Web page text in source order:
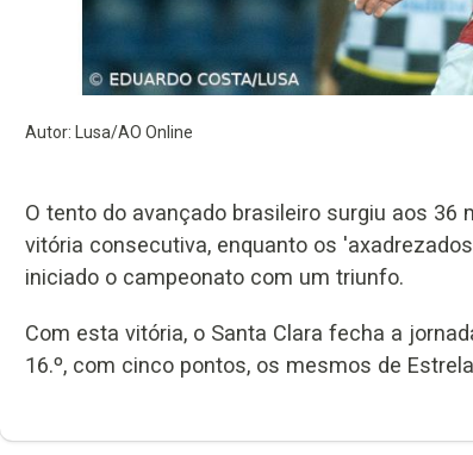
Autor: Lusa/AO Online
O tento do avançado brasileiro surgiu aos
vitória consecutiva, enquanto os
iniciado o campeonato com um triunfo.
Com esta vitória, o Santa Clara fecha a
16.º, com cinco pontos, os mesmos de